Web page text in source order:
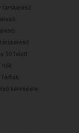
társkereső
50 felett
nők
férfiak
keresésre